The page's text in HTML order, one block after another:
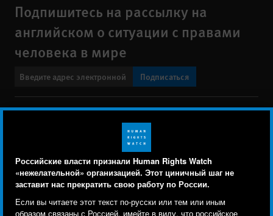
Российские власти признали Human Rights Watch
«нежелательной» организацией. Этот циничный шаг не
заставит нас прекратить свою работу по России.
Если вы читаете этот текст по-русски или тем или иным
образом связаны с Россией, имейте в виду, что российское
Подпишитесь на рассылку на
английском о ситуации с правами
человека в мире
Подписаться
Свяжитесь с нами
menu
Заявление о политике конфиденциальности
Карта сайта
Text Version
© 2026 Human Rights Watch
Human Rights Watch cookie preferences
Мы используем файлы cookie, технологии